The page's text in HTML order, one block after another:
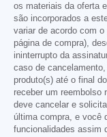
os materiais da oferta
são incorporados a
variar de acordo com
página de compra),
ininterrupto da
caso de
produto(s) até o final
receber um reembolso
deve cancelar e
última compra, e você
funcionalidades assim